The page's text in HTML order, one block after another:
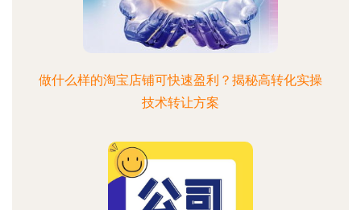
做什么样的淘宝店铺可快速盈利？揭秘高转化实操
技术转让方案